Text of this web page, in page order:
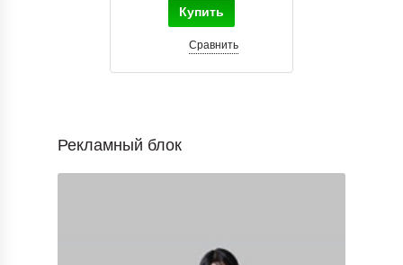
Купить
Сравнить
Рекламный блок